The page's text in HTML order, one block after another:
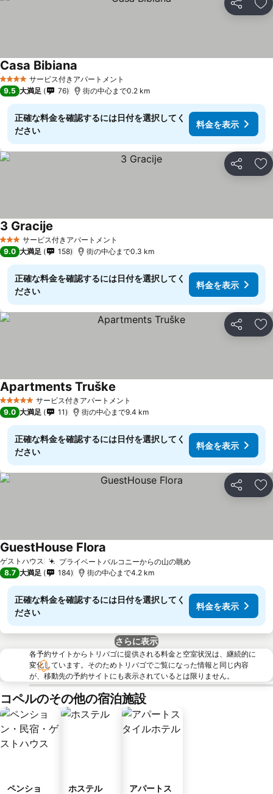
シェア お
4 ホテルのランクサービス付きアパートメント
Casa Bibiana
9.5 大満足 76 街の中心まで0.2 km
正確な料金を確認するには日付を選択してく
ださい
料金を表示
シェア お
3 ホテルのランク
サービス付きアパートメント
3 Gracije
9.0 大満足 158 街の中心まで0.3 km
正確な料金を確認するには日付を選択してく
ださい
料金を表示
シェア お
5 ホテルのランクサービス付きアパートメント
Apartments Truške
9.0 大満足 11 街の中心まで9.4 km
正確な料金を確認するには日付を選択してく
ださい
料金を表示
シェア お
ゲストハウス プライベートバルコニーからの山の眺め
GuestHouse Flora
8.7 大満足 184 街の中心まで4.2 km
正確な料金を確認するには日付を選択してく
ださい
料金を表示
さらに表示
各予約サイトからトリバゴに提供される料金と空室状況は、継続的に
変化しています。そのためトリバゴでご覧になった情報と同じ内容
が、移動先の予約サイトにも表示されているとは限りません。
コペルのその他の宿泊施設
ペンショ
ホステル
アパートス